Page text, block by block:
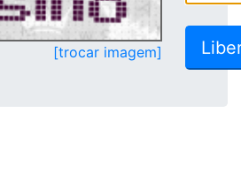
[trocar imagem]